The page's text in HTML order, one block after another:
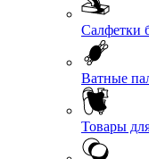
Салфетки
Ватные
Товары